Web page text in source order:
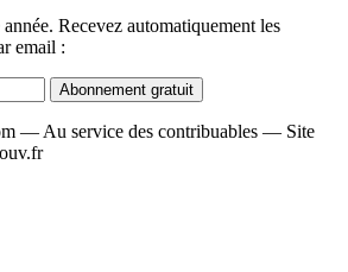
Recevez automatiquement les
email :
Abonnement gratuit
— Au service des contribuables — Site